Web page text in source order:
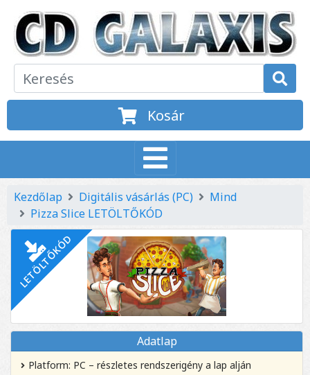
Kosár
Kezdőlap Digitális vásárlás (PC)
Mind
Pizza Slice LETÖLTŐKÓD
LETÖLTŐKÓD
Adatlap
Platform: PC – részletes rendszerigény a lap alján